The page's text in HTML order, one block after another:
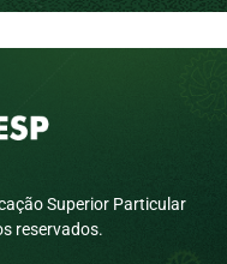
Superior Particular
reservados.